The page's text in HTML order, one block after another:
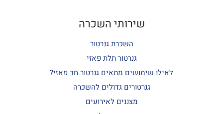
שירותי השכרה
השכרת גנרטור
גנרטור תלת פאזי
לאילו שימושים מתאים גנרטור חד פאזי?
גנרטורים גדולים להשכרה
מצננים לאירועים